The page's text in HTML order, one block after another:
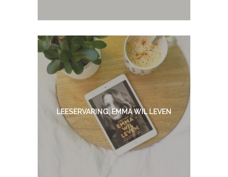
LEESERVARING, EMMA WIL LEVEN